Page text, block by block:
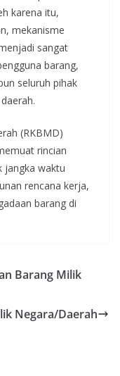
karena itu,
mekanisme
sangat
barang,
seluruh pihak
(RKBMD)
rincian
jangka waktu
rencana kerja,
barang di
Barang Milik
Negara/Daerah